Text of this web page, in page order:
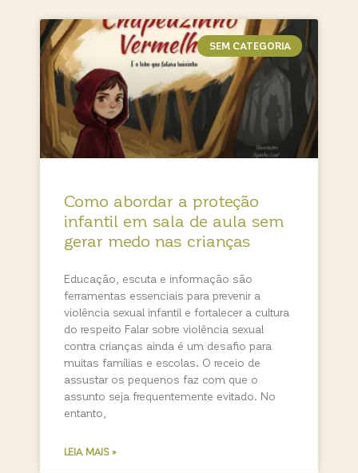
SEM CATEGORIA
Como abordar a proteção
infantil em sala de aula sem
gerar medo nas crianças
Educação, escuta e informação são
ferramentas essenciais para prevenir a
violência sexual infantil e fortalecer a cultura
do respeito Falar sobre violência sexual
contra crianças ainda é um desafio para
muitas famílias e escolas. O receio de
assustar os pequenos faz com que o
assunto seja frequentemente evitado. No
entanto,
LEIA MAIS »